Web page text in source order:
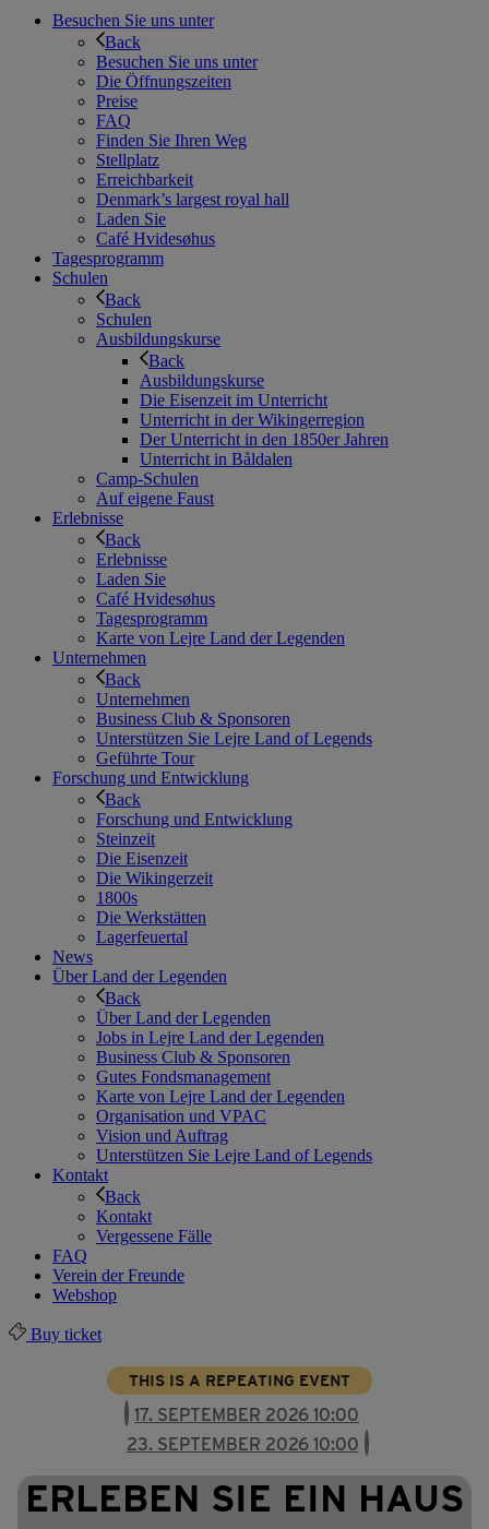
Besuchen Sie uns unter
Back
Besuchen Sie uns unter
Die Öffnungszeiten
Preise
FAQ
Finden Sie Ihren Weg
Stellplatz
Erreichbarkeit
Denmark’s largest royal hall
Laden Sie
Café Hvidesøhus
Tagesprogramm
Schulen
Back
Schulen
Ausbildungskurse
Back
Ausbildungskurse
Die Eisenzeit im Unterricht
Unterricht in der Wikingerregion
Der Unterricht in den 1850er Jahren
Unterricht in Båldalen
Camp-Schulen
Auf eigene Faust
Erlebnisse
Back
Erlebnisse
Laden Sie
Café Hvidesøhus
Tagesprogramm
Karte von Lejre Land der Legenden
Unternehmen
Back
Unternehmen
Business Club & Sponsoren
Unterstützen Sie Lejre Land of Legends
Geführte Tour
Forschung und Entwicklung
Back
Forschung und Entwicklung
Steinzeit
Die Eisenzeit
Die Wikingerzeit
1800s
Die Werkstätten
Lagerfeuertal
News
Über Land der Legenden
Back
Über Land der Legenden
Jobs in Lejre Land der Legenden
Business Club & Sponsoren
Gutes Fondsmanagement
Karte von Lejre Land der Legenden
Organisation und VPAC
Vision und Auftrag
Unterstützen Sie Lejre Land of Legends
Kontakt
Back
Kontakt
Vergessene Fälle
FAQ
Verein der Freunde
Webshop
Buy ticket
THIS IS A REPEATING EVENT
17. SEPTEMBER 2026 10:00
23. SEPTEMBER 2026 10:00
ERLEBEN SIE EIN HAUS